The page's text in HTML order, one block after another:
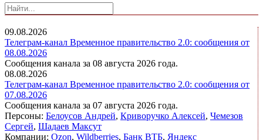
09.08.2026
Телеграм-канал Временное правительство 2.0: сообщения от
08.08.2026
Сообщения канала за 08 августа 2026 года.
08.08.2026
Телеграм-канал Временное правительство 2.0: сообщения от
07.08.2026
Сообщения канала за 07 августа 2026 года.
Персоны: Белоусов Андрей, Криворучко Алексей, Чемезов
Сергей, Шадаев Максут
Компании: Ozon, Wildberries, Банк ВТБ, Яндекс